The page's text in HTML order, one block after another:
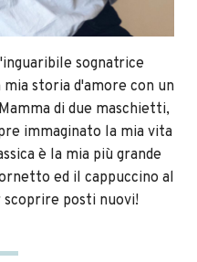
sognatrice
storia d'amore con un
di due maschietti,
immaginato la mia vita
è la mia più grande
ed il cappuccino al
posti nuovi!